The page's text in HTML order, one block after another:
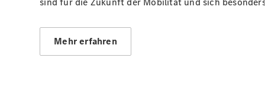
Mehr erfahren